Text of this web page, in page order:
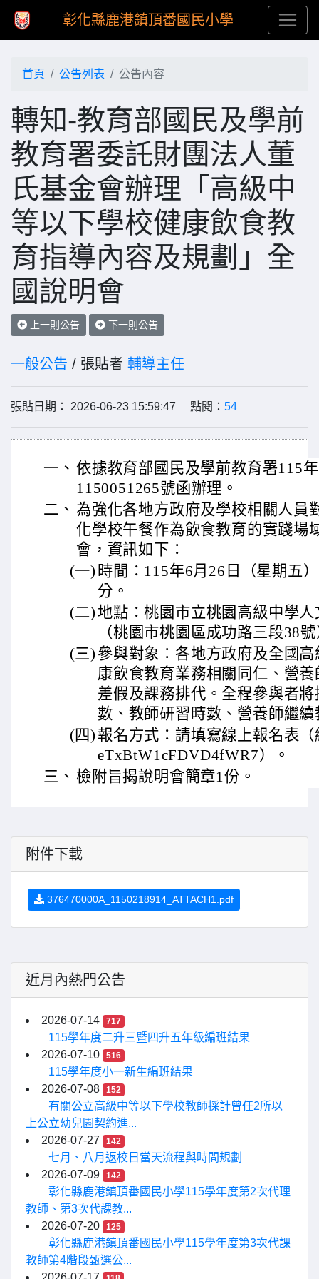
彰化縣鹿港鎮頂番國民小學
首頁 公告列表 公告內容
轉知-教育部國民及學前
教育署委託財團法人董
氏基金會辦理「高級中
等以下學校健康飲食教
育指導內容及規劃」全
國說明會
上一則公告 下一則公告
一般公告 / 張貼者 輔導主任
張貼日期： 2026-06-23 15:59:47 點閱： 54
一、 依據教育部國民及學前教育署115
1150051265號函辦理。
二、 為強化各地方政府及學校相關人員
化學校午餐作為飲食教育的實踐場
會，資訊如下：
(一) 時間：115年6月26日（星期五
分。
(二)地點：桃園市立桃園高級中學
（桃園市桃園區成功路三段38
(三) 參與對象：各地方政府及全國
康飲食教育業務相關同仁、營
差假及課務排代。全程參與者
數、教師研習時數、營養師繼
(四) 報名方式：請填寫線上報名表
eTxBtW1cFDVD4fWR7）。
三、 檢附旨揭說明會簡章1份。
附件下載
376470000A_1150218914_ATTACH1.pdf
近月內熱門公告
2026-07-14 717
115學年度二升三暨四升五年級編班結果
2026-07-10
516
115學年度小一新生編班結果
2026-07-08
152
有關公立高級中等以下學校教師採計曾任2所以
上公立幼兒園契約進...
2026-07-27
142
七月、八月返校日當天流程與時間規劃
2026-07-09
142
彰化縣鹿港鎮頂番國民小學115學年度第2次代理
教師、第3次代課教...
2026-07-20
125
彰化縣鹿港鎮頂番國民小學115學年度第3次代課
教師第4階段甄選公...